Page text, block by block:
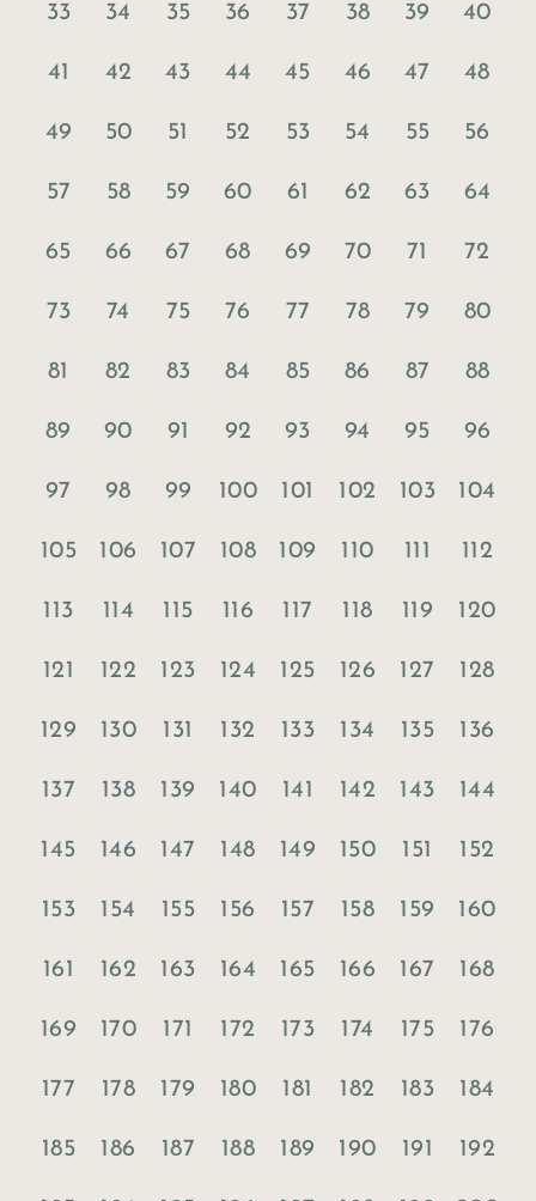
33 34 35 36 37 38 39 40
41 42 43 44 45 46 47 48
49 50 51 52 53 54 55 56
57 58 59 60 61 62 63 64
65 66 67 68 69 70 71 72
73 74 75 76 77 78 79 80
81 82 83 84 85 86 87 88
89 90 91 92 93 94 95 96
97 98 99 100 101 102 103 104
105 106 107 108 109 110 111 112
113 114 115 116 117 118 119 120
121 122 123 124 125 126 127 128
129 130 131 132 133 134 135 136
137 138 139 140 141 142 143 144
145 146 147 148 149 150 151 152
153 154 155 156 157 158 159 160
161 162 163 164 165 166 167 168
169 170 171 172 173 174 175 176
177 178 179 180 181 182 183 184
185 186 187 188 189 190 191 192